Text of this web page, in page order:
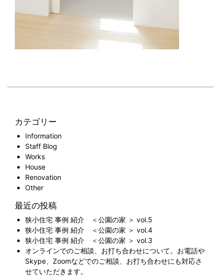
カテゴリー
Information
Staff Blog
Works
House
Renovation
Other
最近の投稿
狭小住宅 事例 紹介 ＜公園の家 ＞ vol.5
狭小住宅 事例 紹介 ＜公園の家 ＞ vol.4
狭小住宅 事例 紹介 ＜公園の家 ＞ vol.3
オンラインでのご相談、お打ち合わせについて。お電話や
Skype、Zoomなどでのご相談、お打ち合わせにも対応さ
せていただきます。